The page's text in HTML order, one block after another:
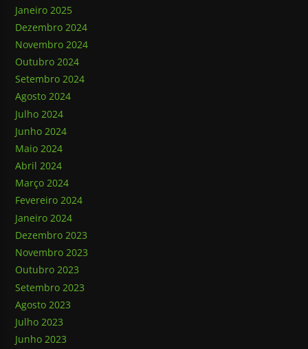
Janeiro 2025
Dezembro 2024
Novembro 2024
Outubro 2024
Setembro 2024
Agosto 2024
Julho 2024
Junho 2024
Maio 2024
Abril 2024
Março 2024
Fevereiro 2024
Janeiro 2024
Dezembro 2023
Novembro 2023
Outubro 2023
Setembro 2023
Agosto 2023
Julho 2023
Junho 2023